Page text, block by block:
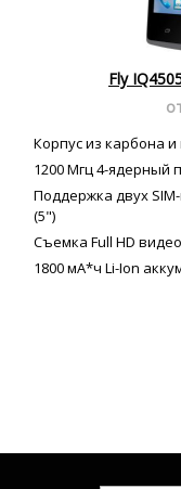
Fly
Корпус из карбона и
1200 Мгц 4-ядерный
Поддержка двух
(5")
Съемка Full HD
1800 мА*ч Li-Ion